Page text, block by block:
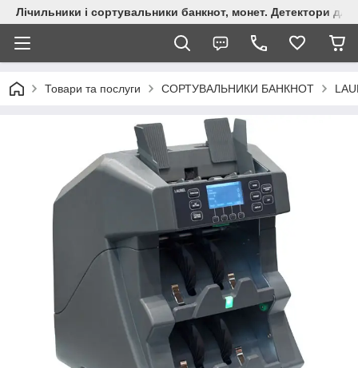
Лічильники і сортувальники банкнот, монет. Детектори для
Товари та послуги СОРТУВАЛЬНИКИ БАНКНОТ